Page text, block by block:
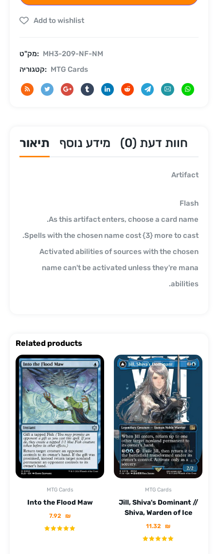
Add to wishlist
מק"ט: MH3-209-NF-NM
קטגוריה: MTG Cards
תיאור מידע נוסף חוות דעת (0)
Artifact
Flash
As this artifact enters, choose a card name.
Spells with the chosen name cost {3} more to cast.
Activated abilities of sources with the chosen
name can't be activated unless they're mana
abilities.
Related products
MTG Cards
Into the Flood Maw
7.92 ₪
MTG Cards
Jill, Shiva's Dominant //
Shiva, Warden of Ice
11.32 ₪